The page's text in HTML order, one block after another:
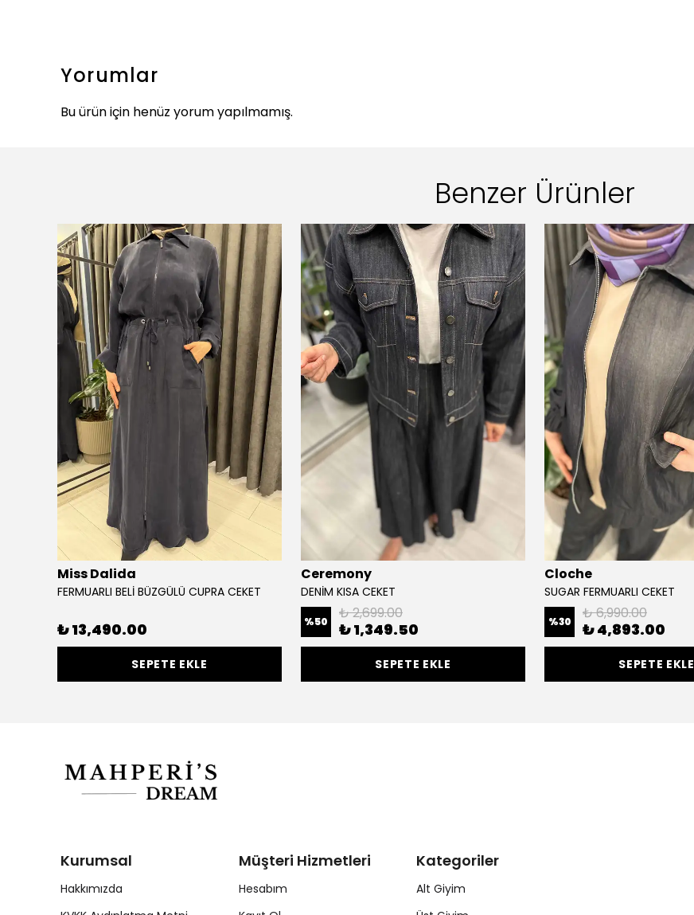
Yorumlar
Bu ürün için henüz yorum yapılmamış.
Benzer Ürünler
Miss Dalida
FERMUARLI BELİ BÜZGÜLÜ CUPRA CEKET
₺ 13,490.00
SEPETE EKLE
Ceremony
DENİM KISA CEKET
%50 ₺ 2,699.00
₺ 1,349.50
SEPETE EKLE
Cloche
SUGAR FERMUARLI CEKET
%30 ₺ 6,990.00
₺ 4,893.00
SEPETE EKLE
Kurumsal
Hakkımızda
Müşteri Hizmetleri
Hesabım
Kategoriler
Alt Giyim